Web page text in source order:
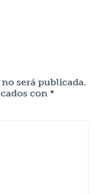
será publicada.
con*